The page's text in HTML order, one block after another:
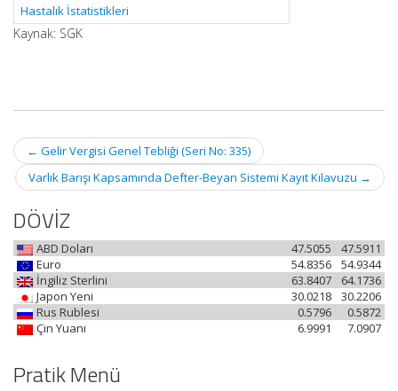
Hastalık İstatistikleri
Kaynak: SGK
Post
navigation
← Gelir Vergisi Genel Tebliği (Seri No: 335)
Varlık Barışı Kapsamında Defter-Beyan Sistemi Kayıt Kılavuzu →
DÖVİZ
ABD Doları 47.5911
47.5055
Euro
54.9344
54.8356
İngiliz Sterlini
64.1736
63.8407
Japon Yeni
30.2206
30.0218
Rus Rublesi
0.5872
0.5796
Çin Yuanı
7.0907
6.9991
Pratik Menü